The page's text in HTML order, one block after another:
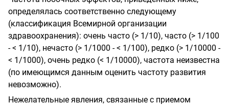
определялась соответственно следующему
(классификация Всемирной организации
здравоохранения): очень часто (> 1/10), часто (> 1/100
- < 1/10), нечасто (> 1/1000 - < 1/100), редко (> 1/10000 -
< 1/1000), очень редко (< 1/10000), частота неизвестна
(по имеющимся данным оценить частоту развития
невозможно).
Нежелательные явления, связанные с приемом